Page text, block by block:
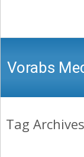
Vorabs
Tag